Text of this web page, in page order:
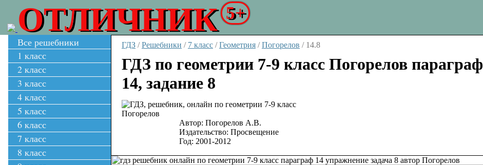
ОТЛИЧНИК 5+
Все решебники
1 класс
2 класс
3 класс
4 класс
5 класс
6 класс
7 класс
8 класс
ГДЗ / Решебники / 7 класс / Геометрия / Погорелов / 14.8
ГДЗ по геометрии 7-9 класс Погорелов параграф
14, задание 8
Автор: Погорелов А.В.
Издательство: Просвещение
Год: 2001-2012